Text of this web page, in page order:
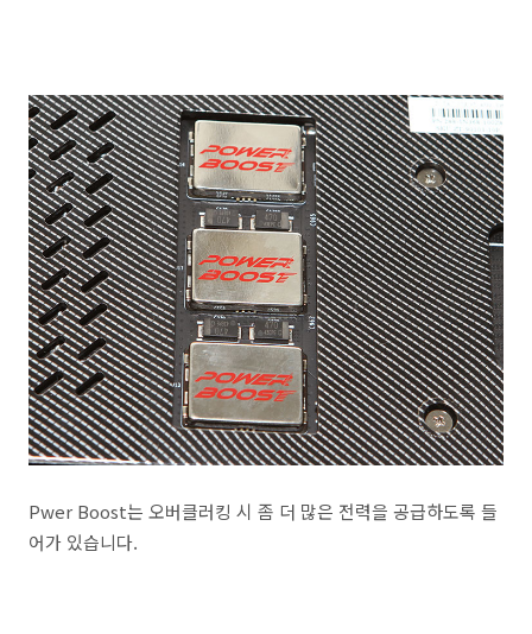
Pwer Boost는 오버클러킹 시 좀 더 많은 전력을 공급하도록 들
어가 있습니다.